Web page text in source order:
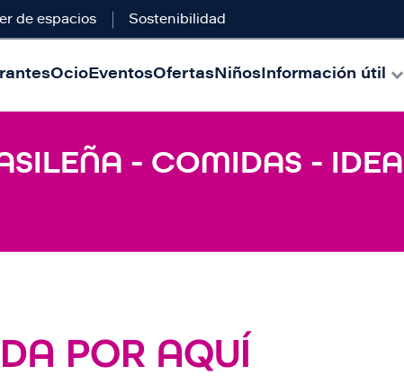
de espacios Sostenibilidad
OcioEventosOfertasNiñosInformación útil
- COMIDAS -
POR AQUÍ